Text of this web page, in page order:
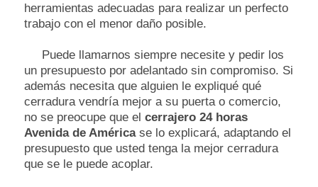
herramientas adecuadas para realizar un perfecto
trabajo con el menor daño posible.
Puede llamarnos siempre necesite y pedir los
un presupuesto por adelantado sin compromiso. Si
además necesita que alguien le expliqué qué
cerradura vendría mejor a su puerta o comercio,
no se preocupe que el cerrajero 24 horas
Avenida de Américase lo explicará, adaptando el
presupuesto que usted tenga la mejor cerradura
que se le puede acoplar.